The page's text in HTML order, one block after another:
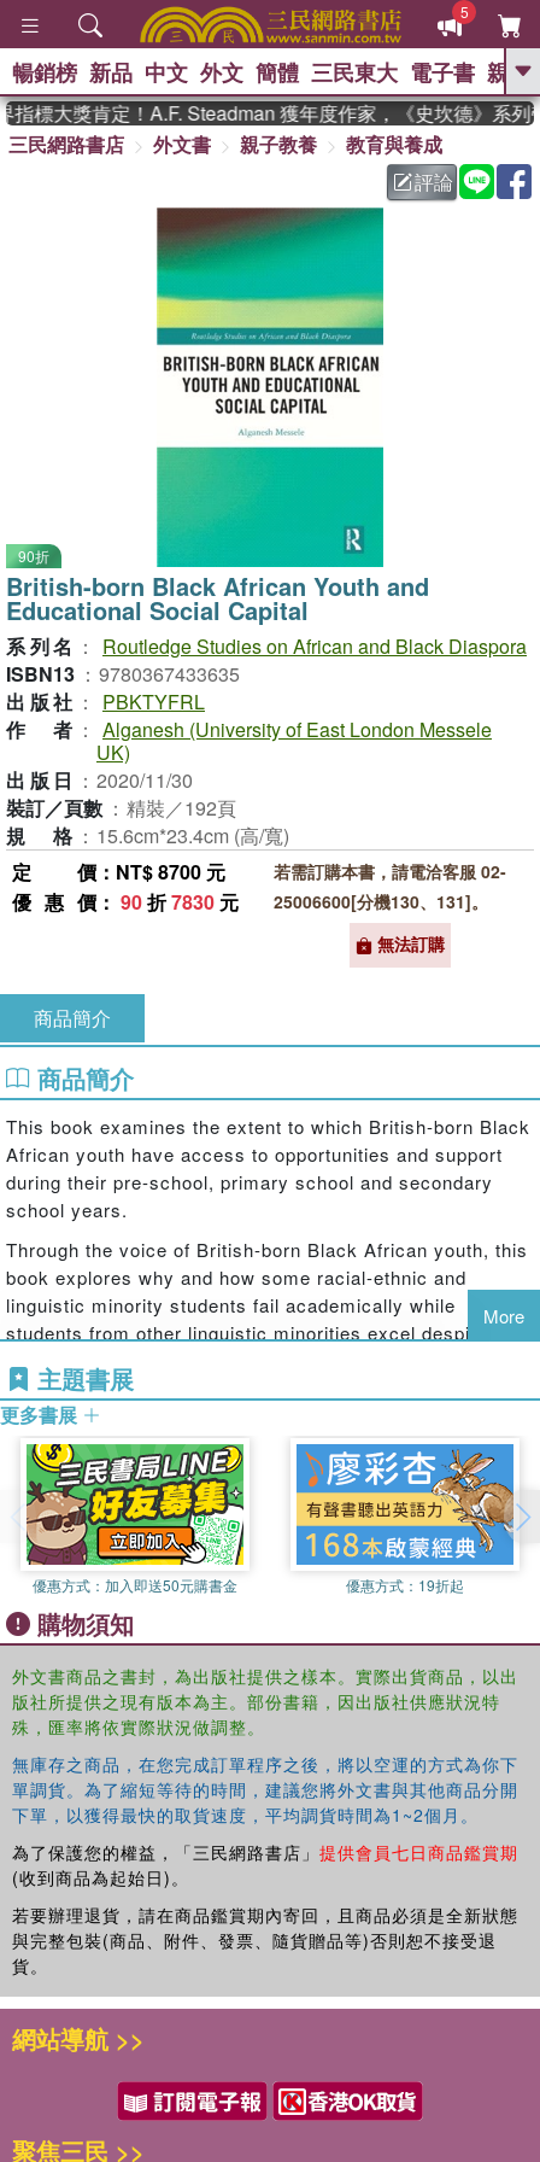
5
GO
熱搜： 東野圭吾 、 高希均教授回憶錄
父親節 、 如果歷
暑期推薦 、 國際布克
獎 臺灣漫遊錄 、 方念華
登輝時代 、
偉大的迷走神經
暢銷榜 新品 中文 外文 簡體 三民東大 電子書 親子
標大獎肯定！A.F. Steadman 獲年度作家，《史坎德》系列
三民網路書店
外文書 親子教養
教育與養成
評論
90折
British-born Black African Youth and
Educational Social Capital
系列名 ：
Routledge Studies on African and Black Diaspora
ISBN13 ： 9780367433635
出版社 ：
PBKTYFRL
作者 ： Alganesh (University of East London Messele
UK)
出版日 ： 2020/11/30
裝訂／頁數 ： 精裝／192頁
規格 ： 15.6cm*23.4cm (高/寬)
定價 ：NT$ 8700 元
優惠價 ： 90折7830 元
若需訂購本書，請電洽客服 02-
25006600[分機130、131]。
無法訂購
商品簡介
商品簡介
This book examines the extent to which British-born Black
African youth have access to opportunities and support
during their pre-school, primary school and secondary
school years.
Through the voice of British-born Black African youth, this
book explores why and how some racial-ethnic and
linguistic minority students fail academically while
students from other linguistic minorities excel despite
Drawing on interpretive-qualitative research analysis, the
author demonstrates the racial dimension of social capital
in education that challenges the traditional social capital
theory, which recodes structural notions of racial
inequality as primarily cultural, social, and human capital
processes and interactions. In contrast to the focus on
achievement gaps, the concept of opportunity gaps shows
how and why language policies have shaped the
educational experiences and outcomes of linguistic
minority students.
This book will be of interest to policy makers, practitioners
and scholars of Multicultural Education, Black and African
Diaspora Studies and Educational Sociology.
More
主題書展
更多書展
優惠方式： 加入即送50元購書金 優惠方式： 19折起
購物須知
外文書商品之書封，為出版社提供之樣本。實際出貨商品，以出
版社所提供之現有版本為主。部份書籍，因出版社供應狀況特
殊，匯率將依實際狀況做調整。
無庫存之商品，在您完成訂單程序之後，將以空運的方式為你下
單調貨。為了縮短等待的時間，建議您將外文書與其他商品分開
下單，以獲得最快的取貨速度，平均調貨時間為1~2個月。
為了保護您的權益，「三民網路書店」 提供會員七日商品鑑賞期
(收到商品為起始日)。
若要辦理退貨，請在商品鑑賞期內寄回，且商品必須是全新狀態
與完整包裝(商品、附件、發票、隨貨贈品等)否則恕不接受退
貨。
網站導航 >>
聚焦三民 >>